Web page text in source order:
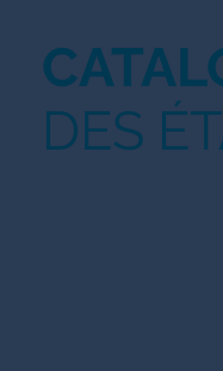
DES